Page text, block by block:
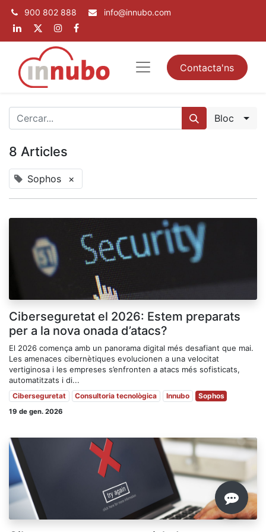
900 802 888 info@innubo.com
Contacta'ns
Bloc
8 Articles
Sophos ×
Ciberseguretat el 2026: Estem preparats
per a la nova onada d’atacs?
El 2026 comença amb un panorama digital més desafiant que mai.
Les amenaces cibernètiques evolucionen a una velocitat
vertiginosa i les empreses s’enfronten a atacs més sofisticats,
automatitzats i di...
Ciberseguretat Consultoria tecnològica Innubo Sophos
19 de gen. 2026